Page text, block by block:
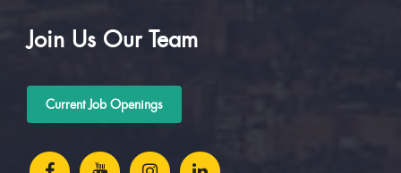
Join Us Our Team
Current Job Openings